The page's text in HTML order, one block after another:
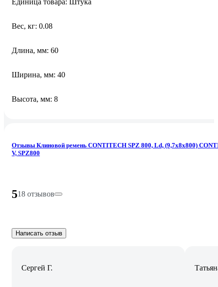
Единица товара: Штука
Вес, кг: 0.08
Длина, мм: 60
Ширина, мм: 40
Высота, мм: 8
Отзывы Клиновой ремень CONTITECH SPZ 800, Ld, (9,7x8x800)
V, SPZ800
518 отзывов
Написать отзыв
Сергей Г.